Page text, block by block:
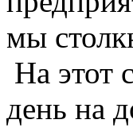
мы
На этот
день на